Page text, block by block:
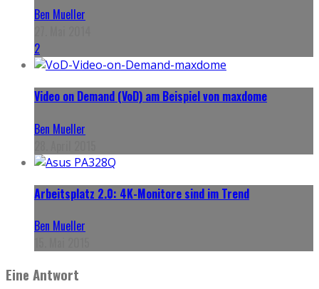
Ben Mueller
2
Video on Demand (VoD) am Beispiel von maxdome
Ben Mueller
Arbeitsplatz 2.0: 4K-Monitore sind im Trend
Ben Mueller
Eine Antwort